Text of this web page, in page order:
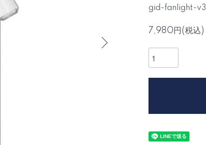
gid-fanlight-v3
7,980円(税込)